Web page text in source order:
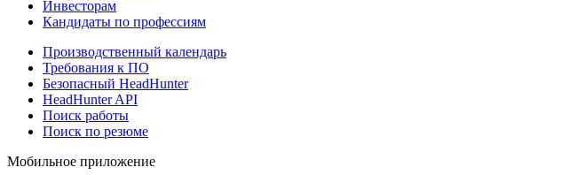
Инвесторам
Кандидаты по профессиям
Производственный календарь
Требования к ПО
Безопасный HeadHunter
HeadHunter API
Поиск работы
Поиск по резюме
Мобильное приложение